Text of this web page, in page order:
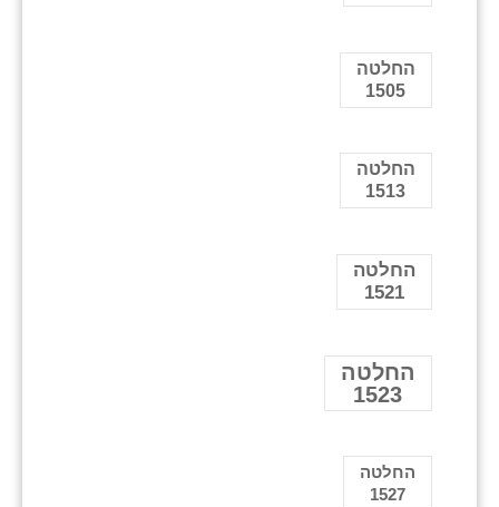
החלטה
1505
החלטה
1513
החלטה
1521
החלטה
1523
החלטה
1527